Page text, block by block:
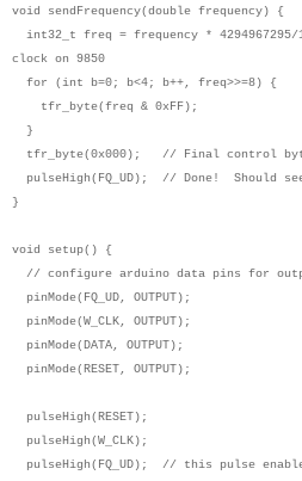
void sendFrequency(double frequency) {
int32_t freq = frequency * 4294967295/
clock on 9850
for (int b=0; b<4; b++, freq>>=8) {
tfr_byte(freq & 0xFF);
}
tfr_byte(0x000); // Final control
pulseHigh(FQ_UD); // Done! Should
}
void setup() {
// configure arduino data pins for
pinMode(FQ_UD, OUTPUT);
pinMode(W_CLK, OUTPUT);
pinMode(DATA, OUTPUT);
pinMode(RESET, OUTPUT);
pulseHigh(RESET);
pulseHigh(W_CLK);
pulseHigh(FQ_UD); // this pulse